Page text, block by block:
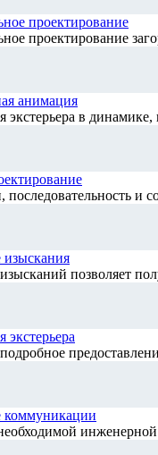
проектирование
проектирование
анимация
экстерьера в
последовательность и
позволяет
экстерьера